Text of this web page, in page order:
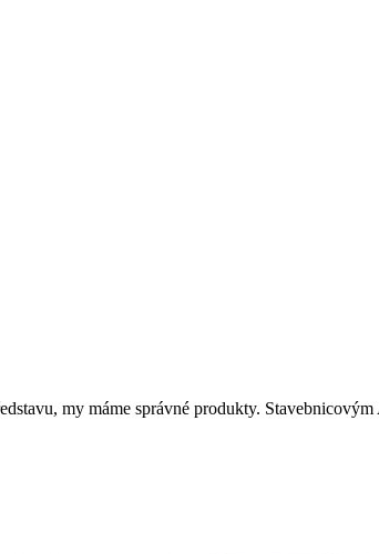
my máme správné produkty.